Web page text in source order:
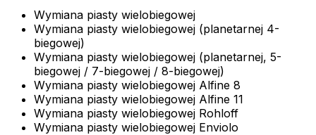
Wymiana piasty wielobiegowej
Wymiana piasty wielobiegowej (planetarnej 4-
biegowej)
Wymiana piasty wielobiegowej (planetarnej, 5-
biegowej / 7-biegowej / 8-biegowej)
Wymiana piasty wielobiegowej Alfine 8
Wymiana piasty wielobiegowej Alfine 11
Wymiana piasty wielobiegowej Rohloff
Wymiana piasty wielobiegowej Enviolo